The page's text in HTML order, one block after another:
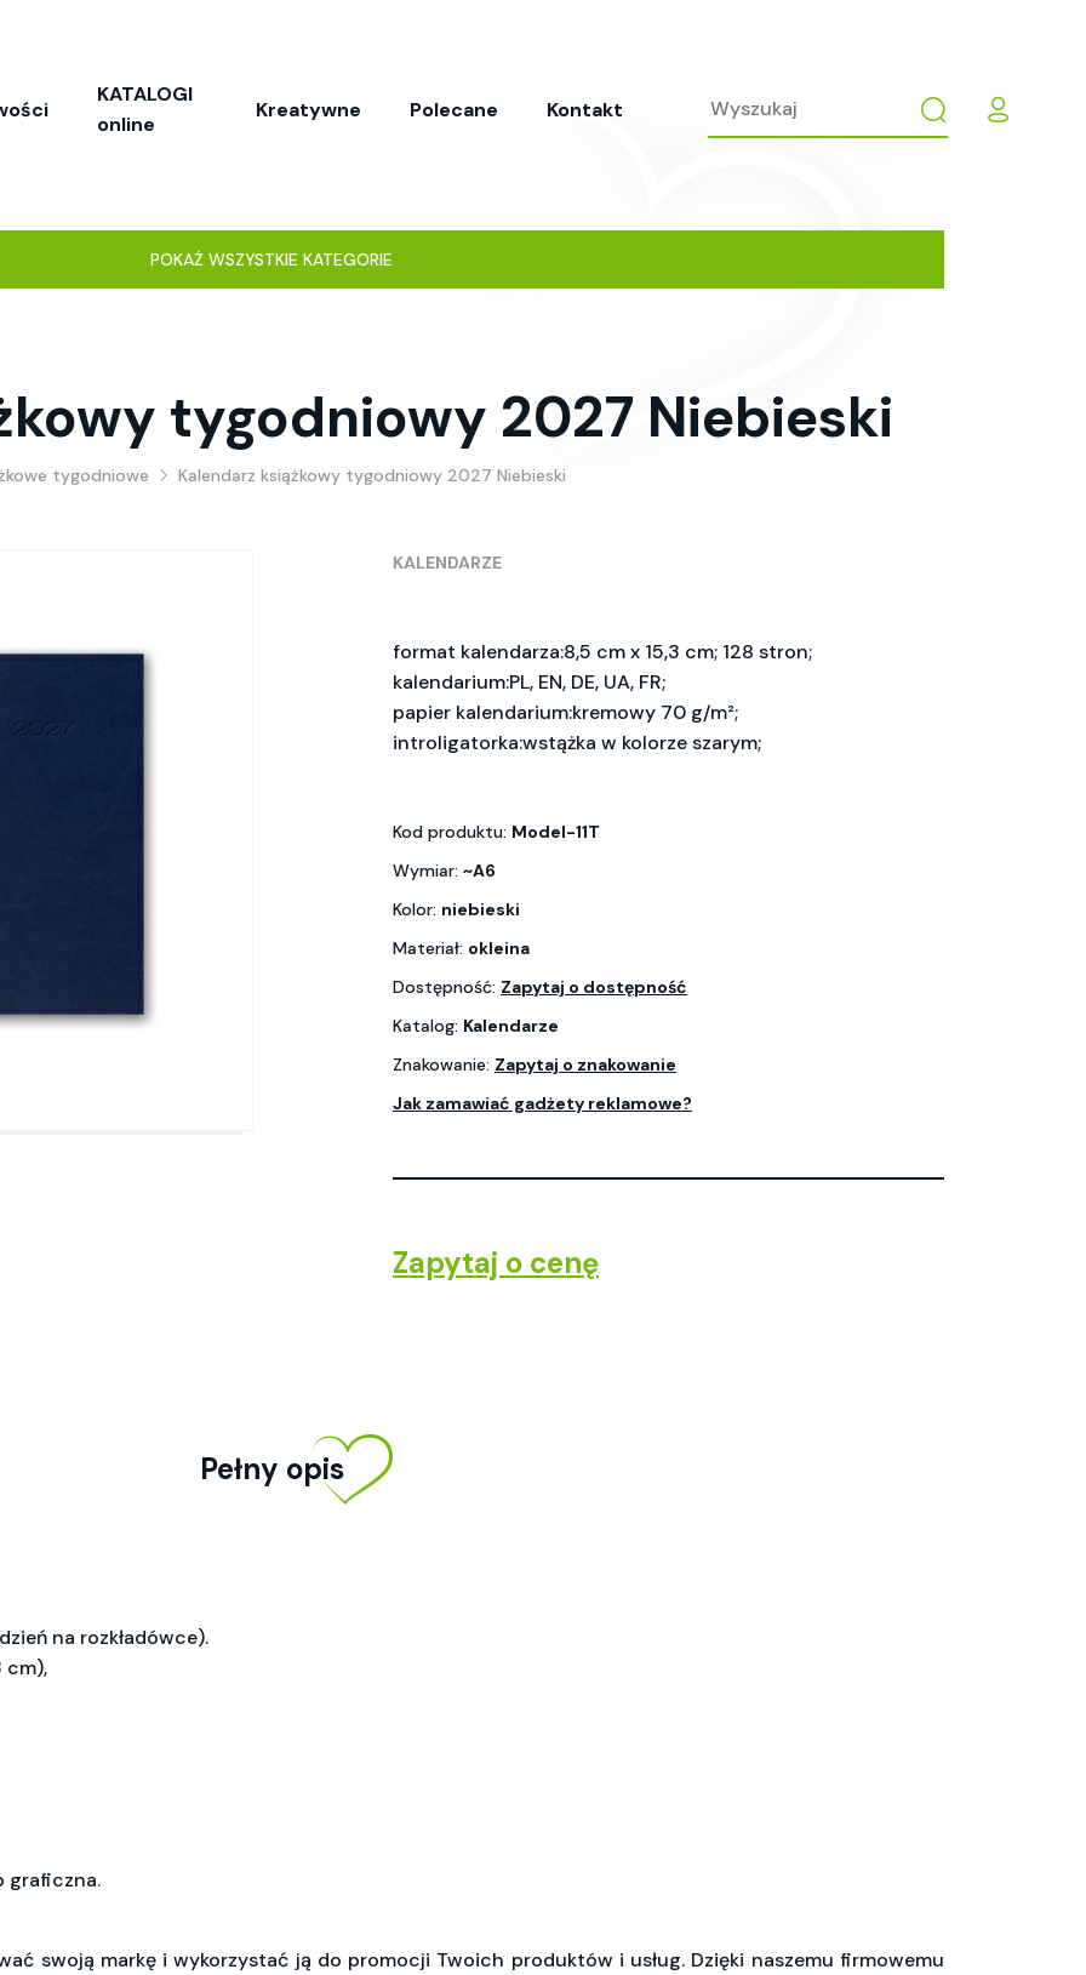
KATALOGI
online
Kreatywne Polecane Kontakt
POKAŻ WSZYSTKIE KATEGORIE
tygodniowy 2027 Niebieski
tygodniowe Kalendarz książkowy tygodniowy 2027 Niebieski
KALENDARZE
format kalendarza:8,5 cm x 15,3 cm; 128 stron;
kalendarium:PL, EN, DE, UA, FR;
papier kalendarium:kremowy 70 g/m²;
introligatorka:wstążka w kolorze szarym;
Kod produktu: Model-11T
Wymiar: ~A6
Kolor: niebieski
Materiał: okleina
Dostępność: Zapytaj o dostępność
Katalog: Kalendarze
Znakowanie: Zapytaj o znakowanie
Jak zamawiać gadżety reklamowe?
Zapytaj o cenę
Pełny opis
na rozkładówce).
cm),
graficzna.
swoją markę i wykorzystać ją do promocji Twoich produktów i usług. Dzięki naszemu firmowemu